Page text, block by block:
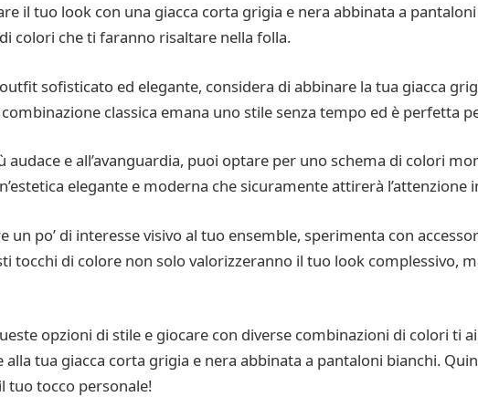
il tuo look con una giacca corta grigia e nera abbinata a
colori che ti faranno risaltare nella folla.
sofisticato ed elegante, considera di abbinare la tua giacca
classica emana uno stile senza tempo ed è perfetta
audace e all’avanguardia, puoi optare per uno schema di colori
elegante e moderna che sicuramente attirerà
un po’ di interesse visivo al tuo ensemble, sperimenta con
tocchi di colore non solo valorizzeranno il tuo look complessivo,
opzioni di stile e giocare con diverse combinazioni di colori ti
tua giacca corta grigia e nera abbinata a pantaloni bianchi.
tuo tocco personale!